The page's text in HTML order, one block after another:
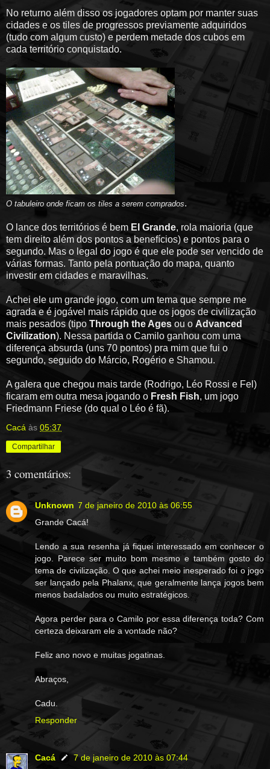
No returno além disso os jogadores optam por manter suas
cidades e os tiles de progressos previamente adquiridos
(tudo com algum custo) e perdem metade dos cubos em
cada território conquistado.
O tabuleiro onde ficam os tiles a serem comprados.
O lance dos territórios é bem El Grande, rola maioria (que
tem direito além dos pontos a benefícios) e pontos para o
segundo. Mas o legal do jogo é que ele pode ser vencido de
várias formas. Tanto pela pontuação do mapa, quanto
investir em cidades e maravilhas.
Achei ele um grande jogo, com um tema que sempre me
agrada e é jogável mais rápido que os jogos de civilização
mais pesados (tipo Through the Ages ou o Advanced
Civilization). Nessa partida o Camilo ganhou com uma
diferença absurda (uns 70 pontos) pra mim que fui o
segundo, seguido do Márcio, Rogério e Shamou.
A galera que chegou mais tarde (Rodrigo, Léo Rossi e Fel)
ficaram em outra mesa jogando o Fresh Fish, um jogo
Friedmann Friese (do qual o Léo é fã).
Cacá às 05:37
Compartilhar
3 comentários:
Unknown 7 de janeiro de 2010 às 06:55
Grande Cacá!
Lendo a sua resenha já fiquei interessado em conhecer o
jogo. Parece ser muito bom mesmo e também gosto do
tema de civilização. O que achei meio inesperado foi o jogo
ser lançado pela Phalanx, que geralmente lança jogos bem
menos badalados ou muito estratégicos.
Agora perder para o Camilo por essa diferença toda? Com
certeza deixaram ele a vontade não?
Feliz ano novo e muitas jogatinas.
Abraços,
Cadu.
Responder
Cacá
7 de janeiro de 2010 às 07:44